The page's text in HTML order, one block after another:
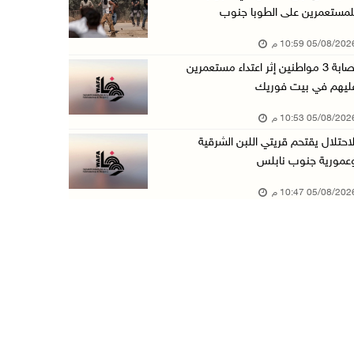
عبد السلام السيد يفوز بترشيح الديمقراطيين لمج ...
الهلال الأحمر: 8 إصابات إثر اعتداء الاحتلال ...
مخطط استعماري جديد في "جيلو" يهدد بعزل القدس ...
الاحتلال ينصب حاجزًا عسكريًا على مدخل بلدة دي ...
على الطوبا جنوب
08/2026 10:59 م
إصابة 3 مواطنين إثر اعتداء مستعمرين
في بيت فوريك
08/2026 10:53 م
يقتحم قريتي اللبن الشرقية
جنوب نابلس
08/2026 10:47 م